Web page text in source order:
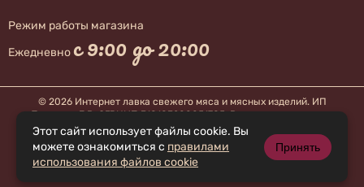
Режим работы магазина
Ежедневно с 9:00 до 20:00
© 2026 Интернет лавка свежего мяса и мясных изделий. ИП
Терехова Е.В, ОГРНИП 318183200051785. Все права защищены
Разработка сайта - Светлая головаПолитика безопасности
Политика в использовании cookies
Этот сайт использует файлы cookie. Вы
можете ознакомиться с правилами
использования файлов cookie
Принять